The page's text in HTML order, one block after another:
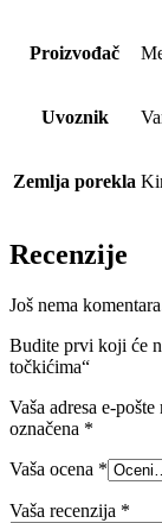
Proizvođač
Uvoznik
Zemlja porekla
Recenzije
Još nema
Budite prvi koji će
točkićima“
Vaša adresa e-
označena *
Vaša ocena *
Vaša recenzija *